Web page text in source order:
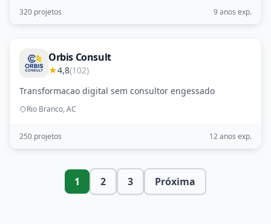
320 projetos 9 anos exp.
Orbis Consult
★4,8(102)
Transformacao digital sem consultor engessado
Rio Branco, AC
250 projetos 12 anos exp.
1 2 3 Próxima